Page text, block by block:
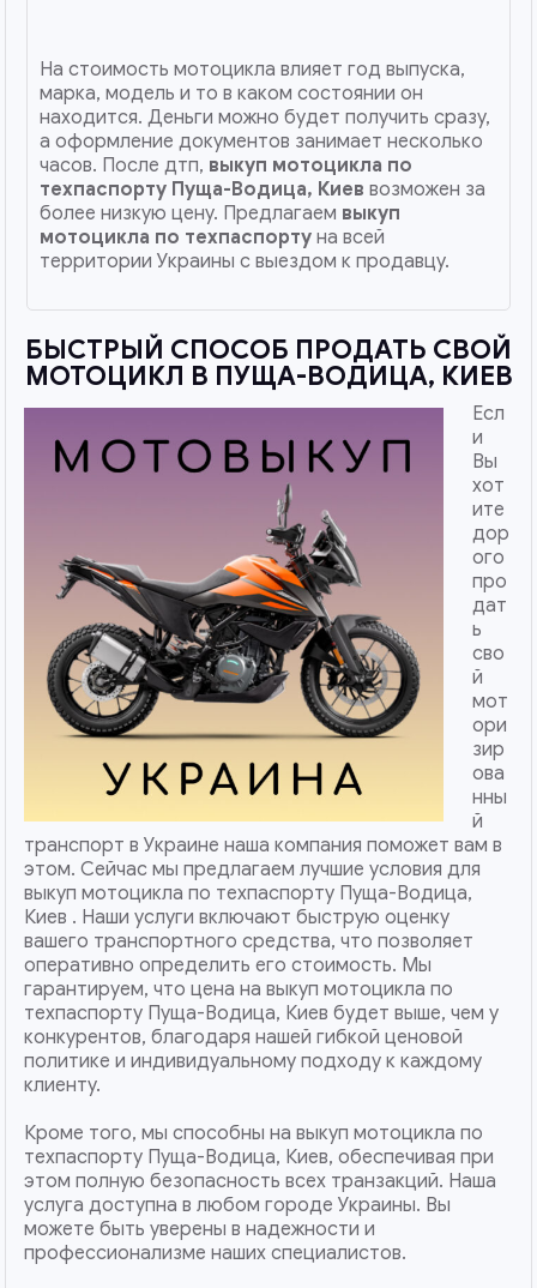
На стоимость мотоцикла влияет год выпуска,
марка, модель и то в каком состоянии он
находится. Деньги можно будет получить сразу,
а оформление документов занимает несколько
часов. После дтп, выкуп мотоцикла по
техпаспорту Пуща-Водица, Киев возможен за
более низкую цену. Предлагаем выкуп
мотоцикла по техпаспорту на всей
территории Украины с выездом к продавцу.
БЫСТРЫЙ СПОСОБ ПРОДАТЬ СВОЙ
МОТОЦИКЛ В ПУЩА-ВОДИЦА, КИЕВ
Есл
и
Вы
хот
ите
дор
ого
про
дат
ь
сво
й
мот
ори
зир
ова
нны
й
транспорт в Украине наша компания поможет вам в
этом. Сейчас мы предлагаем лучшие условия для
выкуп мотоцикла по техпаспорту Пуща-Водица,
Киев . Наши услуги включают быструю оценку
вашего транспортного средства, что позволяет
оперативно определить его стоимость. Мы
гарантируем, что цена на выкуп мотоцикла по
техпаспорту Пуща-Водица, Киев будет выше, чем у
конкурентов, благодаря нашей гибкой ценовой
политике и индивидуальному подходу к каждому
клиенту.
Кроме того, мы способны на выкуп мотоцикла по
техпаспорту Пуща-Водица, Киев, обеспечивая при
этом полную безопасность всех транзакций. Наша
услуга доступна в любом городе Украины. Вы
можете быть уверены в надежности и
профессионализме наших специалистов.